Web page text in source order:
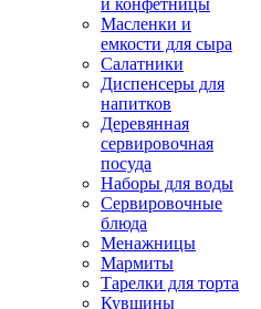
и конфетницы
Масленки и
емкости для сыра
Салатники
Диспенсеры для
напитков
Деревянная
сервировочная
посуда
Наборы для воды
Сервировочные
блюда
Менажницы
Мармиты
Тарелки для торта
Кувшины